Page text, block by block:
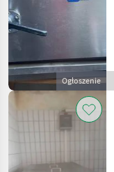
Ogłoszenie